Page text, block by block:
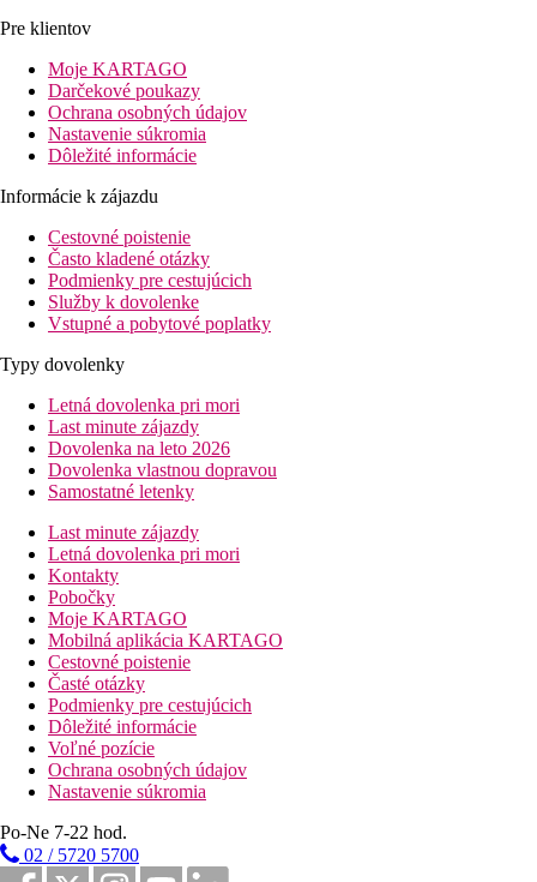
Pre klientov
Moje KARTAGO
Darčekové poukazy
Ochrana osobných údajov
Nastavenie súkromia
Dôležité informácie
Informácie k zájazdu
Cestovné poistenie
Často kladené otázky
Podmienky pre cestujúcich
Služby k dovolenke
Vstupné a pobytové poplatky
Typy dovolenky
Letná dovolenka pri mori
Last minute zájazdy
Dovolenka na leto 2026
Dovolenka vlastnou dopravou
Samostatné letenky
Last minute zájazdy
Letná dovolenka pri mori
Kontakty
Pobočky
Moje KARTAGO
Mobilná aplikácia KARTAGO
Cestovné poistenie
Časté otázky
Podmienky pre cestujúcich
Dôležité informácie
Voľné pozície
Ochrana osobných údajov
Nastavenie súkromia
Po-Ne 7-22 hod.
02 / 5720 5700